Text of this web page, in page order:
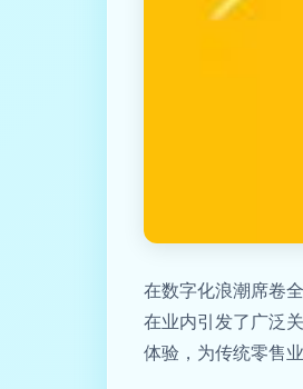
在数字化浪潮席卷
在业内引发了广泛
体验，为传统零售